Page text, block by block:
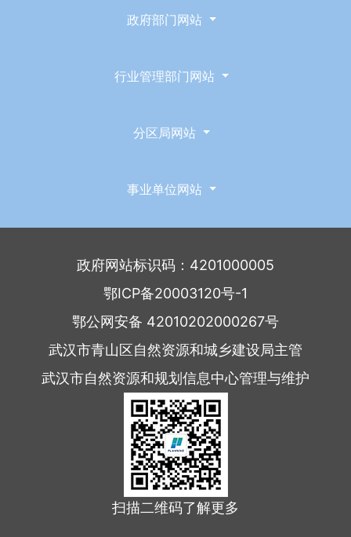
政府部门网站
行业管理部门网站
分区局网站
事业单位网站
政府网站标识码：4201000005
鄂ICP备20003120号-1
鄂公网安备 42010202000267号
武汉市青山区自然资源和城乡建设局主管
武汉市自然资源和规划信息中心管理与维护
扫描二维码了解更多